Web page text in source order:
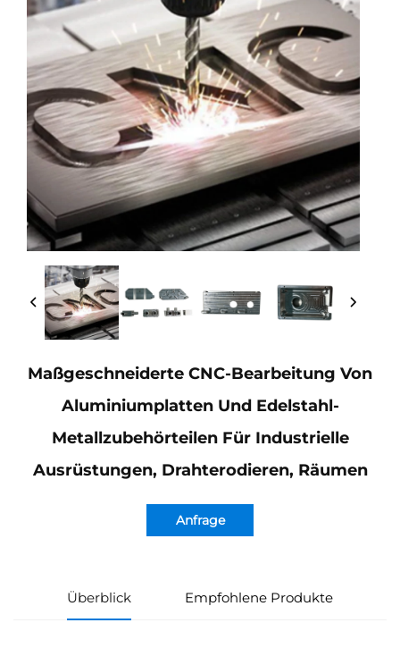
Maßgeschneiderte CNC-Bearbeitung Von
Aluminiumplatten Und Edelstahl-
Metallzubehörteilen Für Industrielle
Ausrüstungen, Drahterodieren, Räumen
Anfrage
Überblick Empfohlene Produkte